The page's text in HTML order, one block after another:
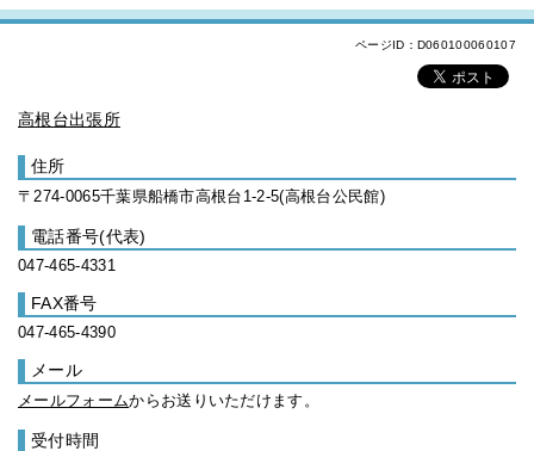
ページID：D060100060107
高根台出張所
住所
〒274-0065千葉県船橋市高根台1-2-5(高根台公民館)
電話番号(代表)
047-465-4331
FAX番号
047-465-4390
メール
メールフォームからお送りいただけます。
受付時間